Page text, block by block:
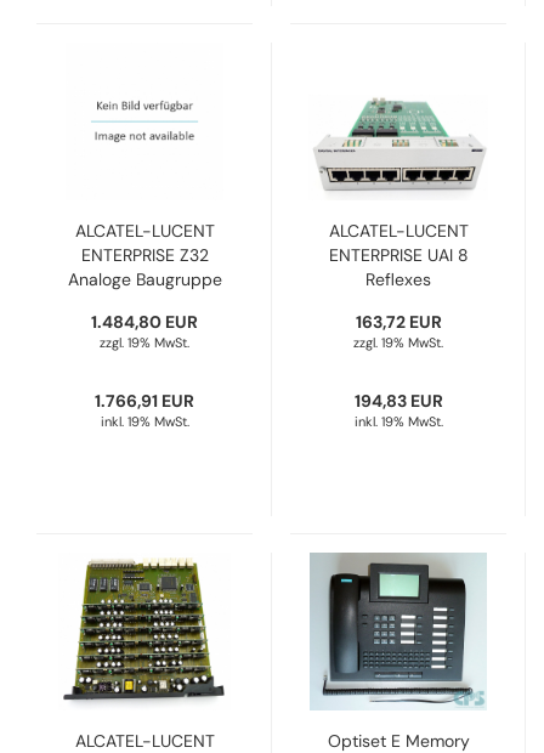
ALCATEL-LUCENT
ENTERPRISE Z32
Analoge Baugruppe
Refurbished
1.484,80 EUR
zzgl. 19% MwSt.
1.766,91 EUR
inkl. 19% MwSt.
ALCATEL-LUCENT
ENTERPRISE UAI 8
Reflexes
8 UA Schnittstellen,
Digital Board
Refurbished
163,72 EUR
zzgl. 19% MwSt.
194,83 EUR
inkl. 19% MwSt.
ALCATEL-LUCENT
Optiset E Memory